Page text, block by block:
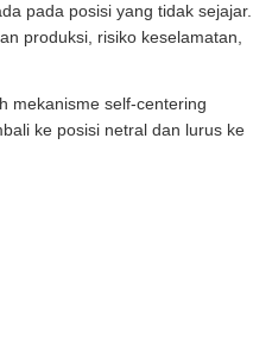
pada posisi yang tidak sejajar.
produksi, risiko keselamatan,
mekanisme self-centering
ke posisi netral dan lurus ke